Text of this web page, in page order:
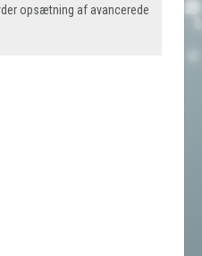
opsætning af avancerede